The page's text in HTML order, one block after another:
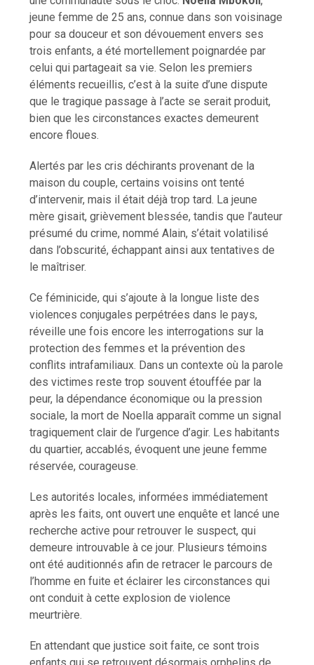
jeune femme de 25 ans, connue dans son voisinage
pour sa douceur et son dévouement envers ses
trois enfants, a été mortellement poignardée par
celui qui partageait sa vie. Selon les premiers
éléments recueillis, c’est à la suite d’une dispute
que le tragique passage à l’acte se serait produit,
bien que les circonstances exactes demeurent
encore floues.
Alertés par les cris déchirants provenant de la
maison du couple, certains voisins ont tenté
d’intervenir, mais il était déjà trop tard. La jeune
mère gisait, grièvement blessée, tandis que l’auteur
présumé du crime, nommé Alain, s’était volatilisé
dans l’obscurité, échappant ainsi aux tentatives de
le maîtriser.
Ce féminicide, qui s’ajoute à la longue liste des
violences conjugales perpétrées dans le pays,
réveille une fois encore les interrogations sur la
protection des femmes et la prévention des
conflits intrafamiliaux. Dans un contexte où la parole
des victimes reste trop souvent étouffée par la
peur, la dépendance économique ou la pression
sociale, la mort de Noella apparaît comme un signal
tragiquement clair de l’urgence d’agir. Les habitants
du quartier, accablés, évoquent une jeune femme
réservée, courageuse.
Les autorités locales, informées immédiatement
après les faits, ont ouvert une enquête et lancé une
recherche active pour retrouver le suspect, qui
demeure introuvable à ce jour. Plusieurs témoins
ont été auditionnés afin de retracer le parcours de
l’homme en fuite et éclairer les circonstances qui
ont conduit à cette explosion de violence
meurtrière.
En attendant que justice soit faite, ce sont trois